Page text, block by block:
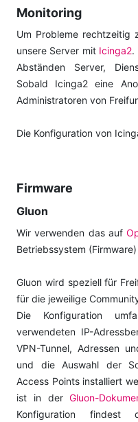
Monitoring
Um Probleme rechtzeitig
unsere Server mit Icinga2.
Abständen Server,
Sobald Icinga2 eine
Administratoren von
Die Konfiguration von
Firmware
Gluon
Wir verwenden das auf
Betriebssystem
Gluon wird speziell für
für die jeweilige
Die Konfiguration
verwendeten IP-
VPN-Tunnel, Adressen
und die Auswahl der
Access Points installiert
ist in derGluon-
Konfiguration